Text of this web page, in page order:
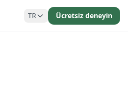
TR Ücretsiz deneyin